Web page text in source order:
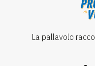
La pallavolo